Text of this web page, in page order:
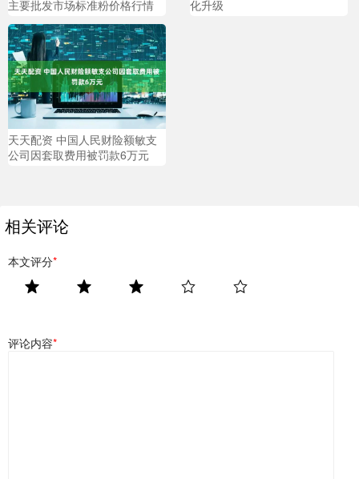
主要批发市场标准粉价格行情
化升级
天天配资 中国人民财险额敏支
公司因套取费用被罚款6万元
相关评论
本文评分*
评论内容*